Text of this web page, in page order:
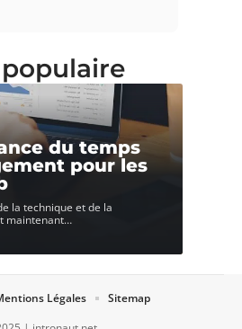
du temps
pour les
la technique et de la
maintenant…
Légales Sitemap